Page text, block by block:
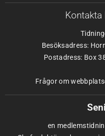
Kontakta
Besöksadress:
Postadress: Box
Frågor om
en